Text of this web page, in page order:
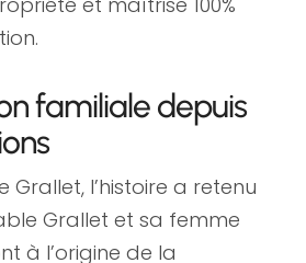
familiale depuis
Grallet, l’histoire a retenu
Grallet et sa femme
à l’origine de la